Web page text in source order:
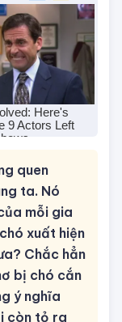
quen
ta. Nó
mỗi gia
xuất hiện
Chắc hẳn
bị chó cắn